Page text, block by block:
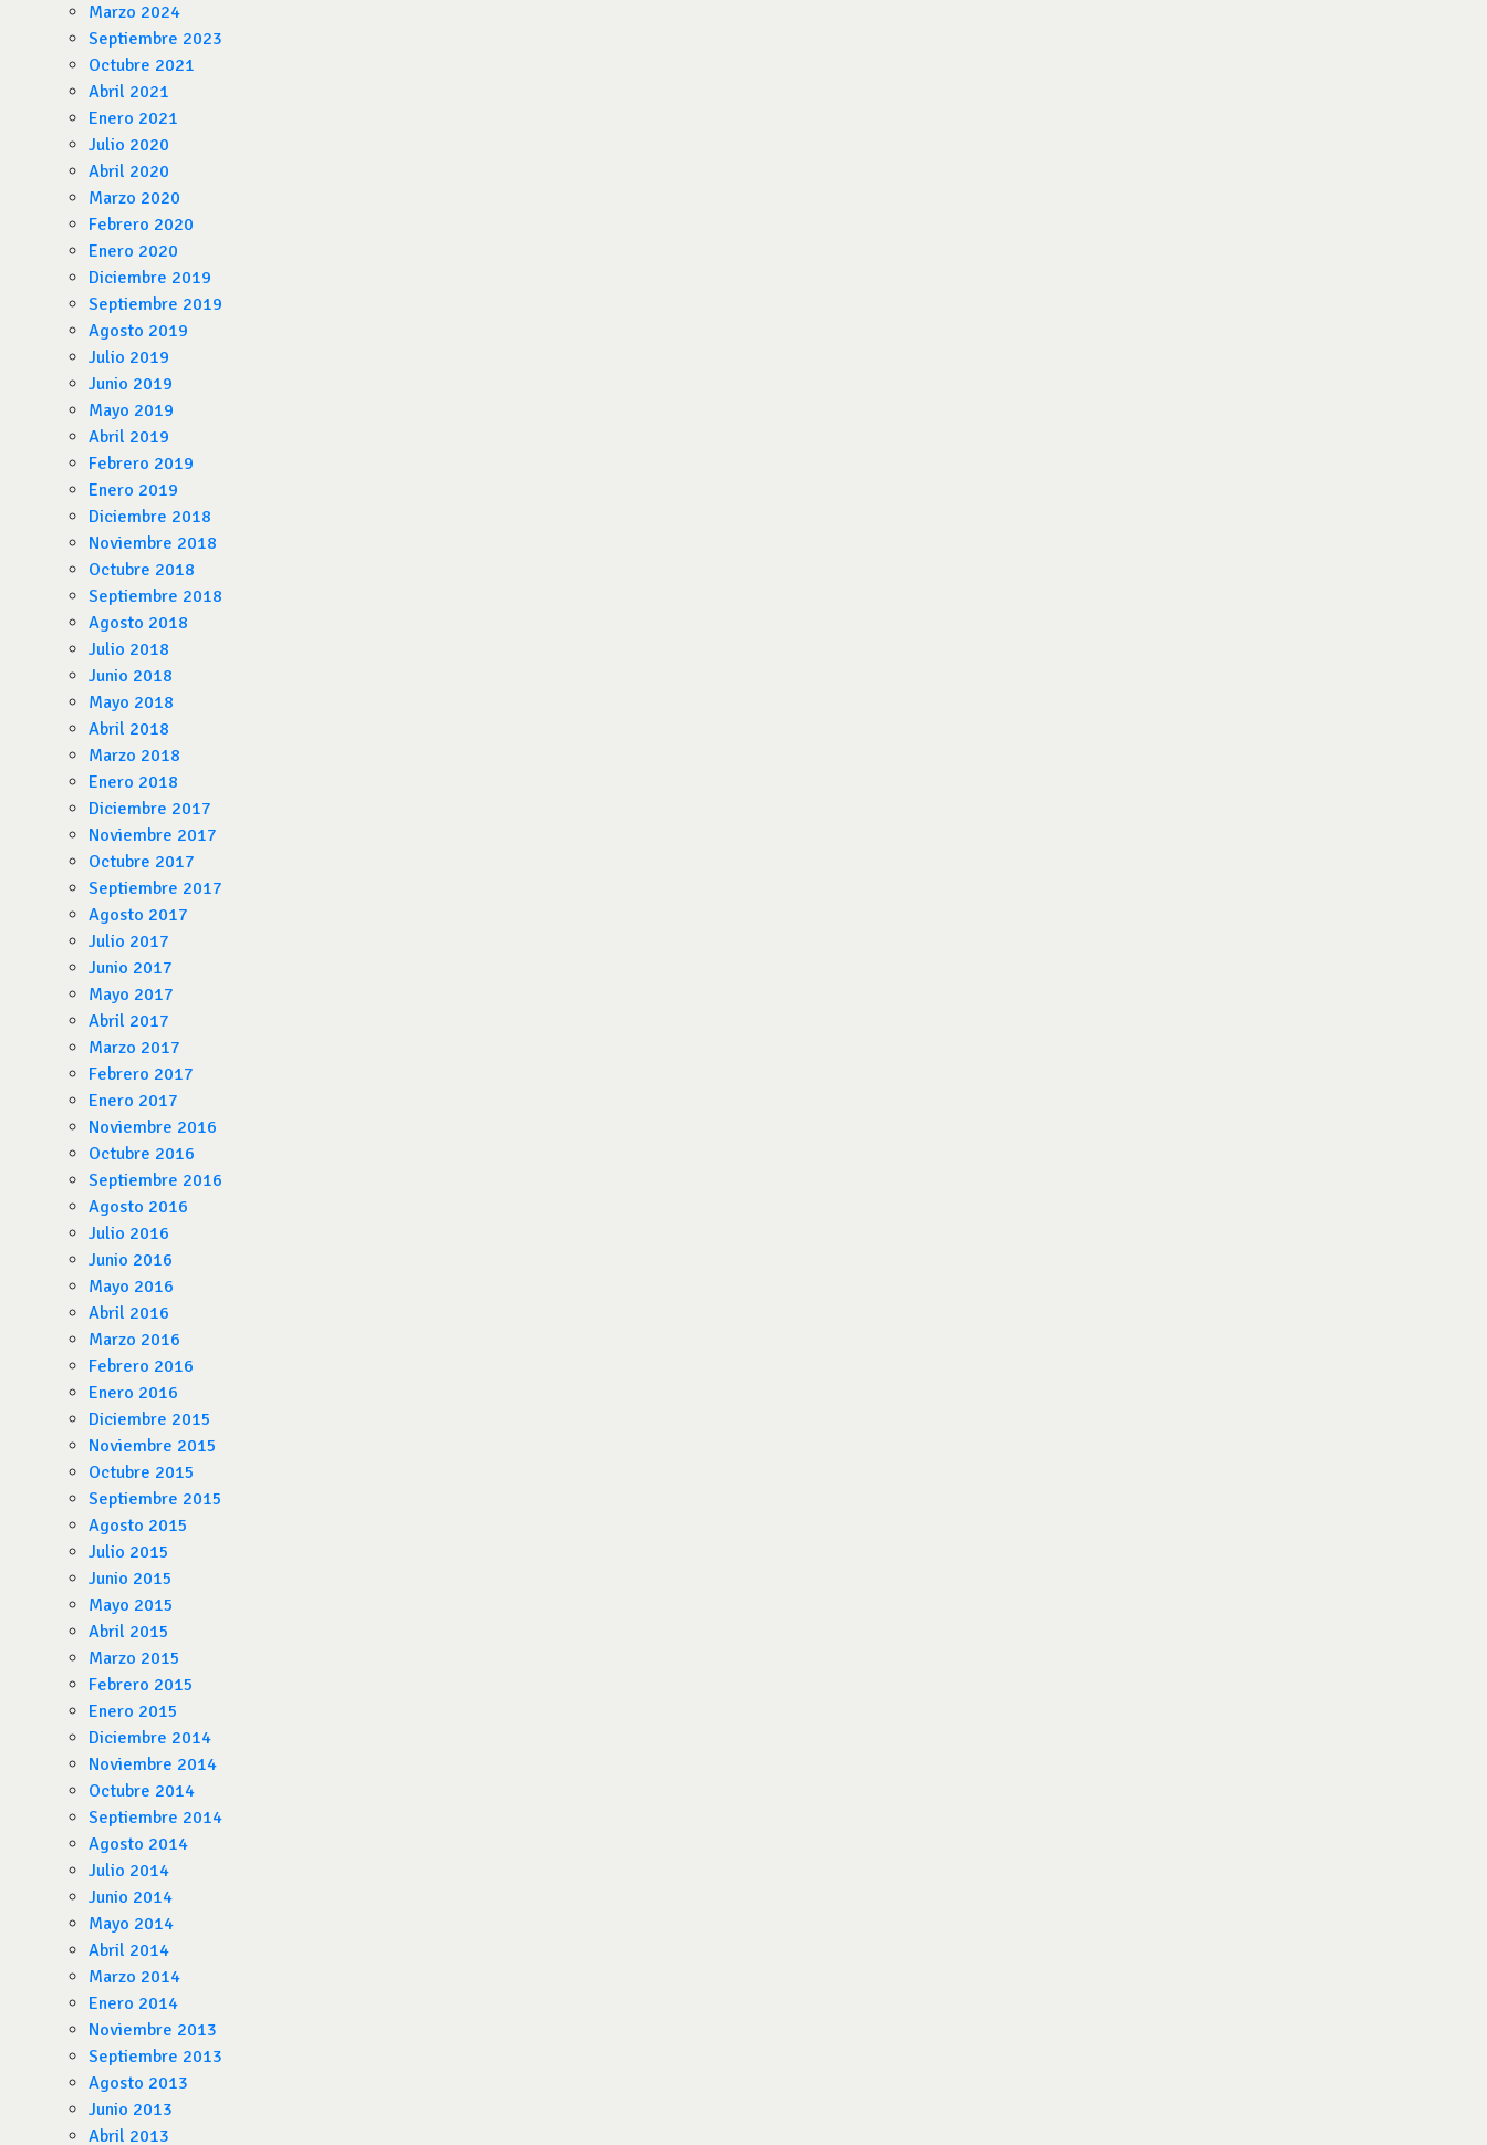
Marzo 2024
Septiembre 2023
Octubre 2021
Abril 2021
Enero 2021
Julio 2020
Abril 2020
Marzo 2020
Febrero 2020
Enero 2020
Diciembre 2019
Septiembre 2019
Agosto 2019
Julio 2019
Junio 2019
Mayo 2019
Abril 2019
Febrero 2019
Enero 2019
Diciembre 2018
Noviembre 2018
Octubre 2018
Septiembre 2018
Agosto 2018
Julio 2018
Junio 2018
Mayo 2018
Abril 2018
Marzo 2018
Enero 2018
Diciembre 2017
Noviembre 2017
Octubre 2017
Septiembre 2017
Agosto 2017
Julio 2017
Junio 2017
Mayo 2017
Abril 2017
Marzo 2017
Febrero 2017
Enero 2017
Noviembre 2016
Octubre 2016
Septiembre 2016
Agosto 2016
Julio 2016
Junio 2016
Mayo 2016
Abril 2016
Marzo 2016
Febrero 2016
Enero 2016
Diciembre 2015
Noviembre 2015
Octubre 2015
Septiembre 2015
Agosto 2015
Julio 2015
Junio 2015
Mayo 2015
Abril 2015
Marzo 2015
Febrero 2015
Enero 2015
Diciembre 2014
Noviembre 2014
Octubre 2014
Septiembre 2014
Agosto 2014
Julio 2014
Junio 2014
Mayo 2014
Abril 2014
Marzo 2014
Enero 2014
Noviembre 2013
Septiembre 2013
Agosto 2013
Junio 2013
Abril 2013